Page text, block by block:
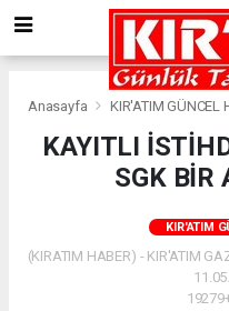
Anasayfa KIR'ATIM GÜNCEL
KAYITLI
SGK BİR
KIR'ATIM
(KIRATIM HABER) - KIR'ATIM